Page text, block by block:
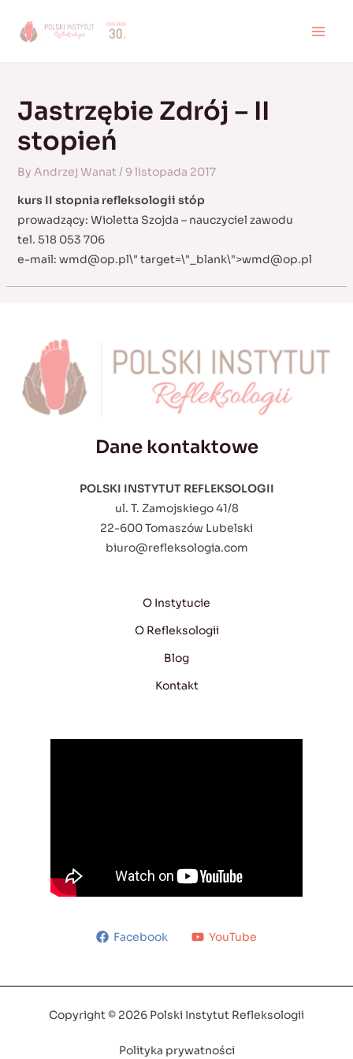
Jastrzębie Zdrój – II
stopień
By Andrzej Wanat/ 9 listopada 2017
kurs II stopnia refleksologii stóp
prowadzący: Wioletta Szojda – nauczyciel zawodu
tel. 518 053 706
e-mail: wmd@op.pl\" target=\"_blank\">wmd@op.pl
Dane kontaktowe
POLSKI INSTYTUT REFLEKSOLOGII
ul. T. Zamojskiego 41/8
22-600 Tomaszów Lubelski
biuro@refleksologia.com
O Instytucie
O Refleksologii
Blog
Kontakt
Facebook YouTube
Copyright © 2026 Polski Instytut Refleksologii
Polityka prywatności